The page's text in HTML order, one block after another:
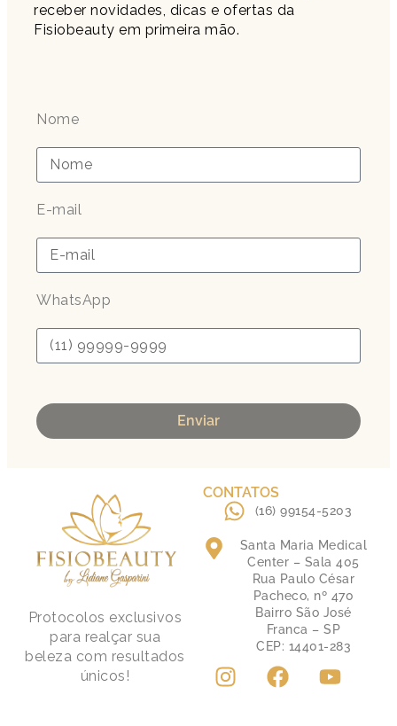
receber novidades, dicas e ofertas da
Fisiobeauty em primeira mão.
Nome
E-mail
WhatsApp
Enviar
Protocolos exclusivos
para realçar sua
beleza com resultados
únicos!
CONTATOS
(16) 99154-5203
Santa Maria Medical
Center – Sala 405
Rua Paulo César
Pacheco, nº 470
Bairro São José
Franca – SP
CEP: 14401-283